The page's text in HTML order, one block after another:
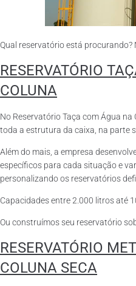
Qual reservatório está procurando?
RESERVATÓRIO
COLUNA
No Reservatório Taça com Água
toda a estrutura da caixa, na parte
Além do mais, a empresa
específicos para cada situação e
personalizando os reservatórios
Capacidades entre 2.000 litros até
Ou construímos seu reservatório
RESERVATÓRIO
COLUNA SECA